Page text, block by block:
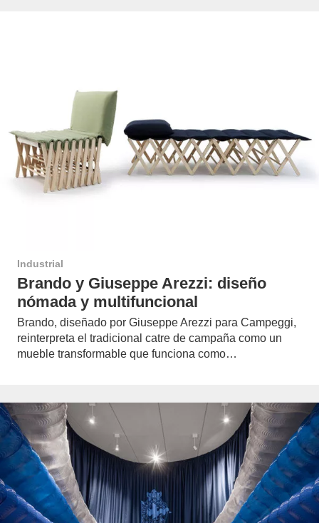
Industrial
Brando y Giuseppe Arezzi: diseño
nómada y multifuncional
Brando, diseñado por Giuseppe Arezzi para Campeggi,
reinterpreta el tradicional catre de campaña como un
mueble transformable que funciona como…